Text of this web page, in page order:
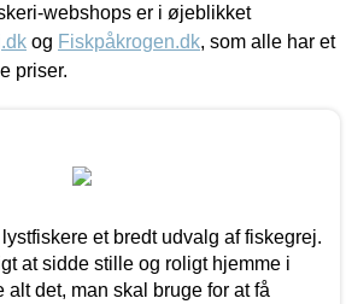
webshops er i øjeblikket
og Fiskpåkrogen.dk, som alle har et
priser.
et bredt udvalg af fiskegrej.
at sidde stille og roligt hjemme i
alt det, man skal bruge for at få